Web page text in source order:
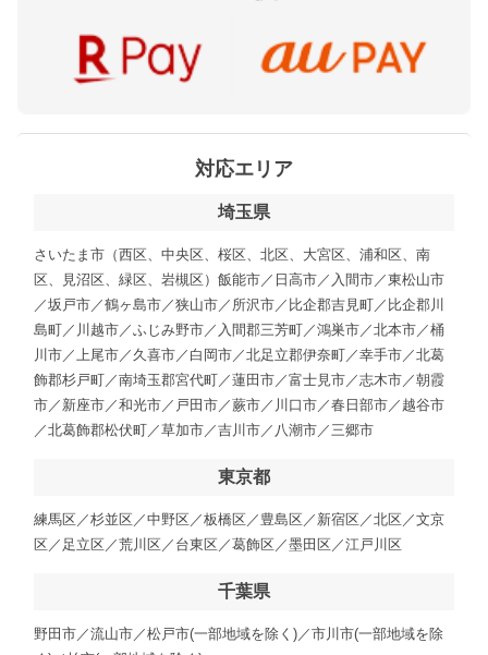
対応エリア
埼玉県
さいたま市（西区、中央区、桜区、北区、大宮区、浦和区、南
区、見沼区、緑区、岩槻区）飯能市／日高市／入間市／東松山市
／坂戸市／鶴ヶ島市／狭山市／所沢市／比企郡吉見町／比企郡川
島町／川越市／ふじみ野市／入間郡三芳町／鴻巣市／北本市／桶
川市／上尾市／久喜市／白岡市／北足立郡伊奈町／幸手市／北葛
飾郡杉戸町／南埼玉郡宮代町／蓮田市／富士見市／志木市／朝霞
市／新座市／和光市／戸田市／蕨市／川口市／春日部市／越谷市
／北葛飾郡松伏町／草加市／吉川市／八潮市／三郷市
東京都
練馬区／杉並区／中野区／板橋区／豊島区／新宿区／北区／文京
区／足立区／荒川区／台東区／葛飾区／墨田区／江戸川区
千葉県
野田市／流山市／松戸市(一部地域を除く)／市川市(一部地域を除